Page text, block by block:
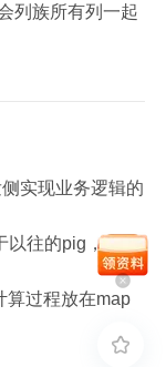
列族所有列一起
实现业务逻辑的
以往的pig，他只
算过程放在map
